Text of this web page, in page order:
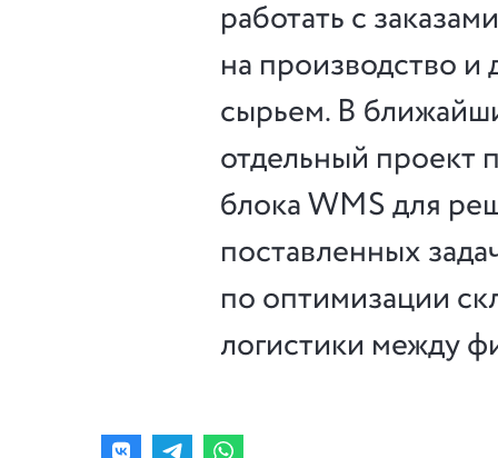
работать с заказами
на производство и
сырьем. В
отдельный проект
блока WMS для
поставленных
по оптимизации
логистики между